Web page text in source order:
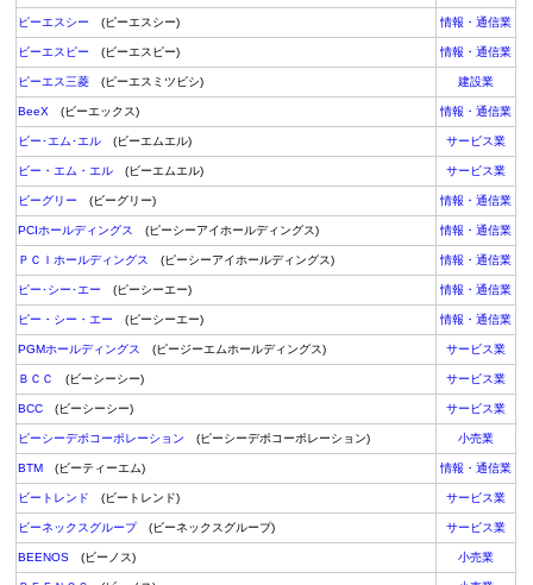
ピーエスシー (ピーエスシー) 情報・通信業
ビーエスピー (ビーエスピー) 情報・通信業
ピーエス三菱 (ピーエスミツビシ) 建設業
BeeX (ビーエックス) 情報・通信業
ビー･エム･エル (ビーエムエル) サービス業
ビー・エム・エル (ビーエムエル) サービス業
ビーグリー (ビーグリー) 情報・通信業
PCIホールディングス (ピーシーアイホールディングス) 情報・通信業
ＰＣＩホールディングス (ピーシーアイホールディングス) 情報・通信業
ピー･シー･エー (ピーシーエー) 情報・通信業
ピー・シー・エー (ピーシーエー) 情報・通信業
PGMホールディングス (ピージーエムホールディングス) サービス業
ＢＣＣ (ビーシーシー) サービス業
BCC (ビーシーシー) サービス業
ピーシーデポコーポレーション (ピーシーデポコーポレーション) 小売業
BTM (ビーティーエム) 情報・通信業
ビートレンド (ビートレンド) サービス業
ビーネックスグループ(ビーネックスグループ) サービス業
BEENOS (ビーノス) 小売業